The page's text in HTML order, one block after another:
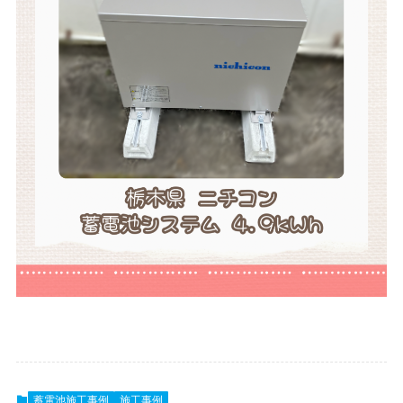
蓄電池施工事例 施工事例